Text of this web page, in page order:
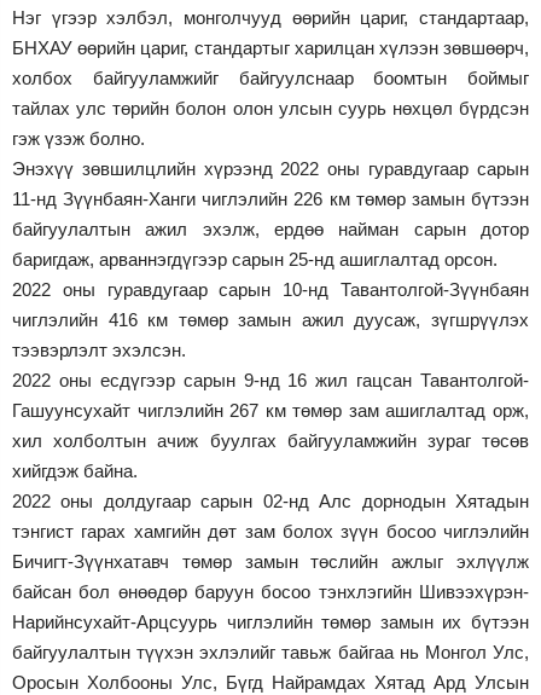
Нэг үгээр хэлбэл, монголчууд өөрийн цариг, стандартаар,
БНХАУ өөрийн цариг, стандартыг харилцан хүлээн зөвшөөрч,
холбох байгууламжийг байгуулснаар боомтын боймыг
тайлах улс төрийн болон олон улсын суурь нөхцөл бүрдсэн
гэж үзэж болно.
Энэхүү зөвшилцлийн хүрээнд 2022 оны гуравдугаар сарын
11-нд Зүүнбаян-Ханги чиглэлийн 226 км төмөр замын бүтээн
байгуулалтын ажил эхэлж, ердөө найман сарын дотор
баригдаж, арваннэгдүгээр сарын 25-нд ашиглалтад орсон.
2022 оны гуравдугаар сарын 10-нд Тавантолгой-Зүүнбаян
чиглэлийн 416 км төмөр замын ажил дуусаж, зүгшрүүлэх
тээвэрлэлт эхэлсэн.
2022 оны есдүгээр сарын 9-нд 16 жил гацсан Тавантолгой-
Гашуунсухайт чиглэлийн 267 км төмөр зам ашиглалтад орж,
хил холболтын ачиж буулгах байгууламжийн зураг төсөв
хийгдэж байна.
2022 оны долдугаар сарын 02-нд Алс дорнодын Хятадын
тэнгист гарах хамгийн дөт зам болох зүүн босоо чиглэлийн
Бичигт-Зүүнхатавч төмөр замын төслийн ажлыг эхлүүлж
байсан бол өнөөдөр баруун босоо тэнхлэгийн Шивээхүрэн-
Нарийнсухайт-Арцсуурь чиглэлийн төмөр замын их бүтээн
байгуулалтын түүхэн эхлэлийг тавьж байгаа нь Монгол Улс,
Оросын Холбооны Улс, Бүгд Найрамдах Хятад Ард Улсын